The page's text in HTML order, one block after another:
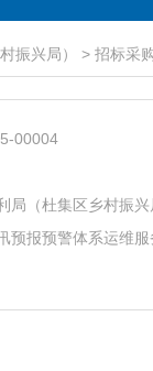
振兴局） > 招标采
00004
局（杜集区乡村振兴
预报预警体系运维